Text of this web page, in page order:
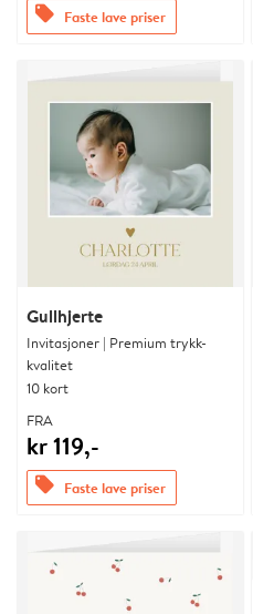
offers Faste lave priser
Gullhjerte
Invitasjoner | Premium trykk-
kvalitet
10 kort
FRA
kr 119,-
offers Faste lave priser